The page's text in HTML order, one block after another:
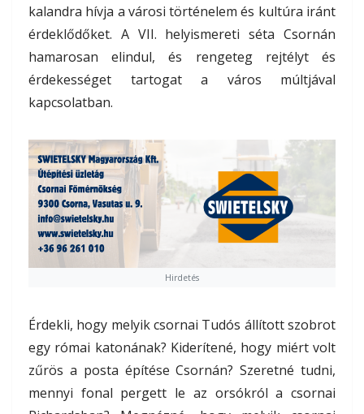
kalandra hívja a városi történelem és kultúra iránt
érdeklődőket. A VII. helyismereti séta Csornán
hamarosan elindul, és rengeteg rejtélyt és
érdekességet tartogat a város múltjával
kapcsolatban.
Hirdetés
Érdekli, hogy melyik csornai Tudós állított szobrot
egy római katonának? Kiderítené, hogy miért volt
zűrös a posta építése Csornán? Szeretné tudni,
mennyi fonal pergett le az orsókról a csornai